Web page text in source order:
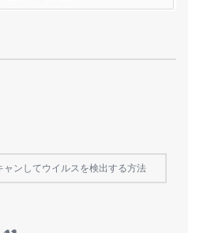
ンしてウイルスを検出する方法